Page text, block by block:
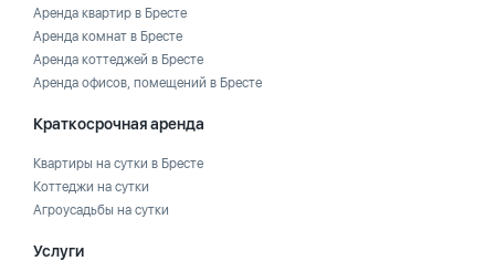
Аренда квартир в Бресте
Аренда комнат в Бресте
Аренда коттеджей в Бресте
Аренда офисов, помещений в Бресте
Краткосрочная аренда
Квартиры на сутки в Бресте
Коттеджи на сутки
Агроусадьбы на сутки
Услуги